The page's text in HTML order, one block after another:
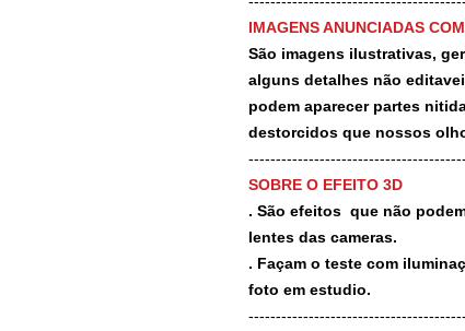
IMAGENS ANUNCIADAS
São imagens ilustrativas,
alguns detalhes não
podem aparecer partes
destorcidos que nossos
SOBRE O EFEITO 3D
. São efeitos que não
lentes das cameras.
. Façam o teste com
foto em estudio.